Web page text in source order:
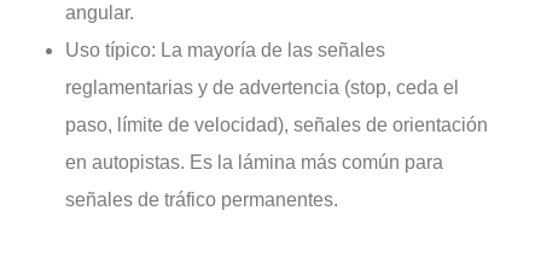
angular.
Uso típico: La mayoría de las señales
reglamentarias y de advertencia (stop, ceda el
paso, límite de velocidad), señales de orientación
en autopistas. Es la lámina más común para
señales de tráfico permanentes.